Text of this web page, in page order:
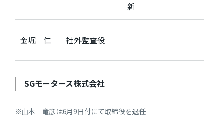
新
金堀 仁 社外監査役
SGモータース株式会社
※山本 竜彦は6月9日付にて取締役を退任